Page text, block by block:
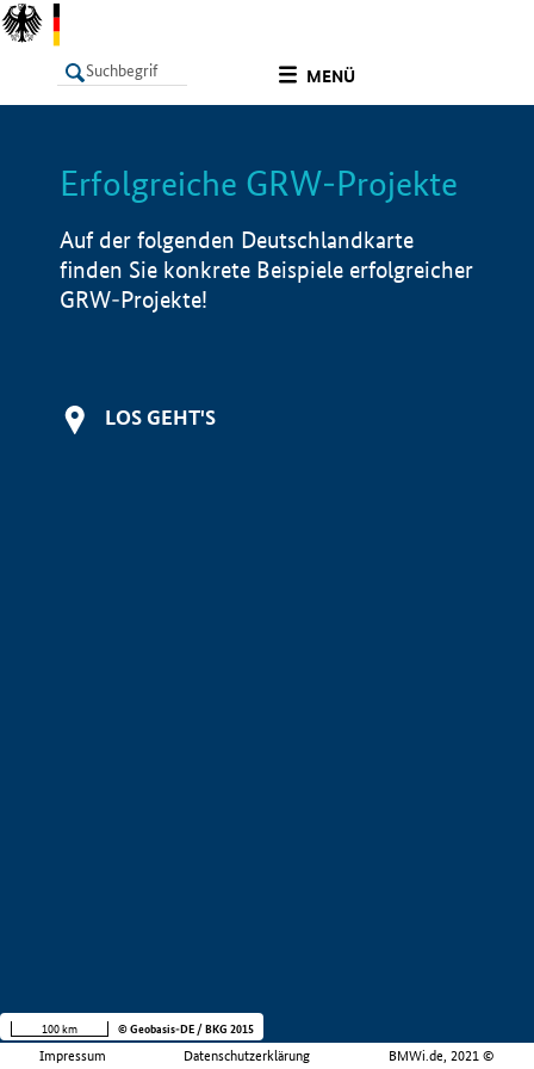
MENÜ
LISTE Info
Erfolgreiche GRW-Projekte
Auf der folgenden Deutschlandkarte
finden Sie konkrete Beispiele erfolgreicher
GRW-Projekte!
LOS GEHT'S
Impressum Datenschutzerklärung BMWi.de, 2021 ©
100 km © Geobasis-DE / BKG 2015